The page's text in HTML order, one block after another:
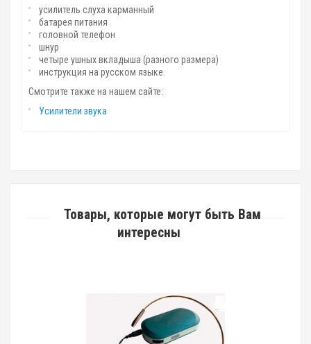
усилитель слуха карманный
батарея питания
головной телефон
шнур
четыре ушных вкладыша (разного размера)
инструкция на русском языке.
Смотрите также на нашем сайте:
Усилители звука
Товары, которые могут быть Вам
интересны